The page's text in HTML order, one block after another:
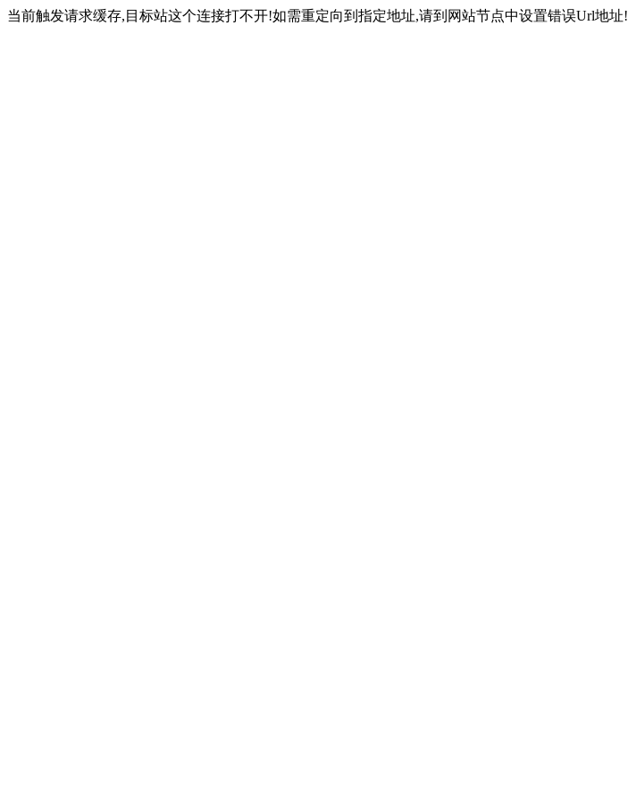
当前触发请求缓存,目标站这个连接打不开!如需重定向到指定地址,请到网站节点中设置错误Url地址!